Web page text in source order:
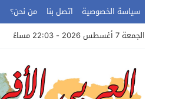
سياسة الخصوصية اتصل بنا
من نحن؟
الجمعة 7 أغسطس 2026 - 22:03 مساءً